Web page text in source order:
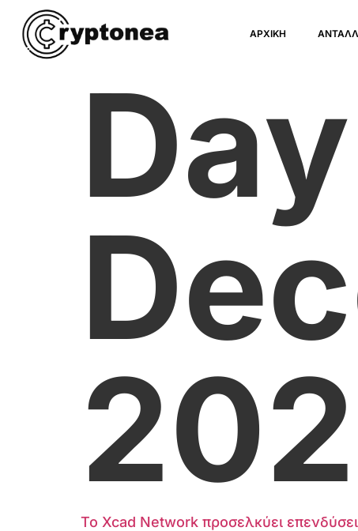
ΑΡΧΙΚΗ
Το Xcad Network προσελκύει